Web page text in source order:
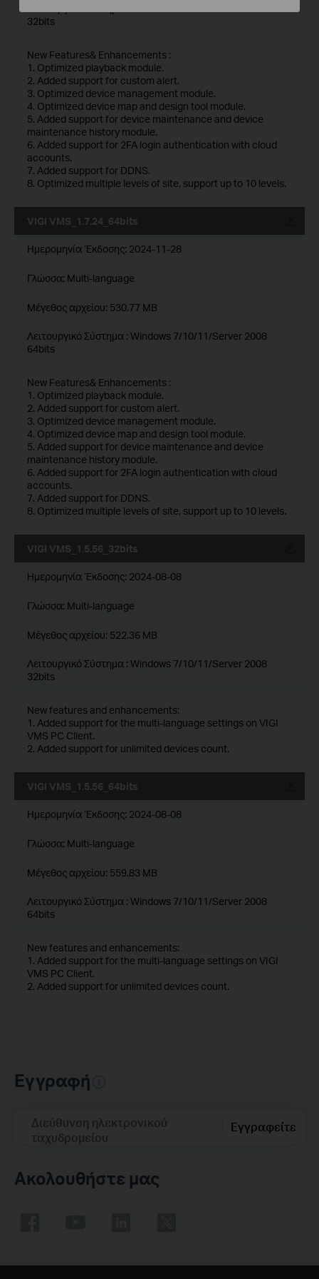
32bits
New Features& Enhancements :
1. Optimized playback module.
2. Added support for custom alert.
3. Optimized device management module.
4. Optimized device map and design tool module.
5. Added support for device maintenance and device
maintenance history module.
6. Added support for 2FA login authentication with cloud
accounts.
7. Added support for DDNS.
8. Optimized multiple levels of site, support up to 10 levels.
VIGI VMS_1.7.24_64bits
Ημερομηνία Έκδοσης: 2024-11-28
Γλώσσα: Multi-language
Μέγεθος αρχείου: 530.77 MB
Λειτουργικό Σύστημα : Windows 7/10/11/Server 2008
64bits
New Features& Enhancements :
1. Optimized playback module.
2. Added support for custom alert.
3. Optimized device management module.
4. Optimized device map and design tool module.
5. Added support for device maintenance and device
maintenance history module.
6. Added support for 2FA login authentication with cloud
accounts.
7. Added support for DDNS.
8. Optimized multiple levels of site, support up to 10 levels.
VIGI VMS_1.5.56_32bits
Ημερομηνία Έκδοσης: 2024-08-08
Γλώσσα: Multi-language
Μέγεθος αρχείου: 522.36 MB
Λειτουργικό Σύστημα : Windows 7/10/11/Server 2008
32bits
New features and enhancements:
1. Added support for the multi-language settings on VIGI
VMS PC Client.
2. Added support for unlimited devices count.
VIGI VMS_1.5.56_64bits
Ημερομηνία Έκδοσης: 2024-08-08
Γλώσσα: Multi-language
Μέγεθος αρχείου: 559.83 MB
Λειτουργικό Σύστημα : Windows 7/10/11/Server 2008
64bits
New features and enhancements:
1. Added support for the multi-language settings on VIGI
VMS PC Client.
2. Added support for unlimited devices count.
Εγγραφή
Διεύθυνση ηλεκτρονικού
ταχυδρομείου
Εγγραφείτε
Ακολουθήστε μας